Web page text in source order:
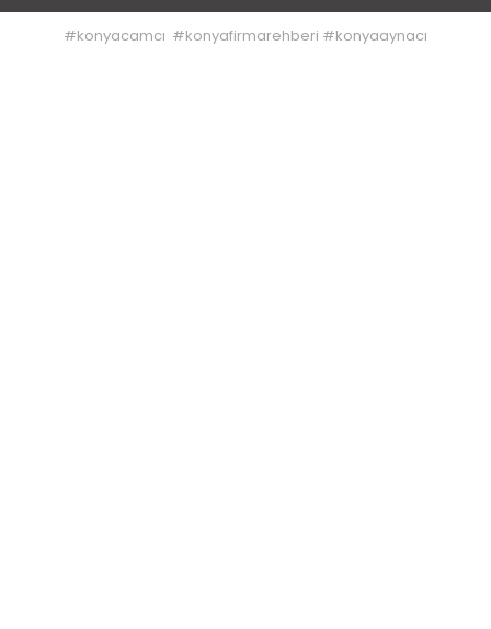
#konyacamcı #konyafirmarehberi #konyaaynacı